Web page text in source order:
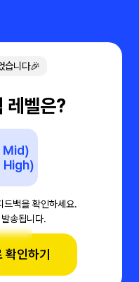
습니다🎉
레벨은?
Mid)
백을 확인하세요.
송됩니다.
인하기